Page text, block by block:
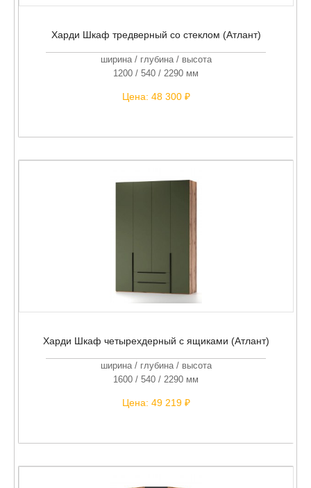
Харди Шкаф тредверный со стеклом (Атлант)
ширина / глубина / высота
1200 / 540 / 2290 мм
Цена: 48 300 ₽
Харди Шкаф четырехдерный с ящиками (Атлант)
ширина / глубина / высота
1600 / 540 / 2290 мм
Цена: 49 219 ₽